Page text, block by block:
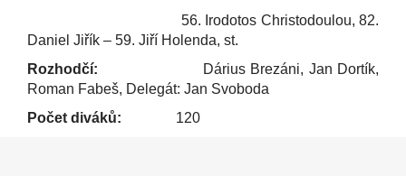
56. Irodotos Christodoulou, 82.
Daniel Jiřík – 59. Jiří Holenda, st.
Rozhodčí:
Dárius Brezáni, Jan Dortík,
Roman Fabeš, Delegát: Jan Svoboda
Počet diváků: 120